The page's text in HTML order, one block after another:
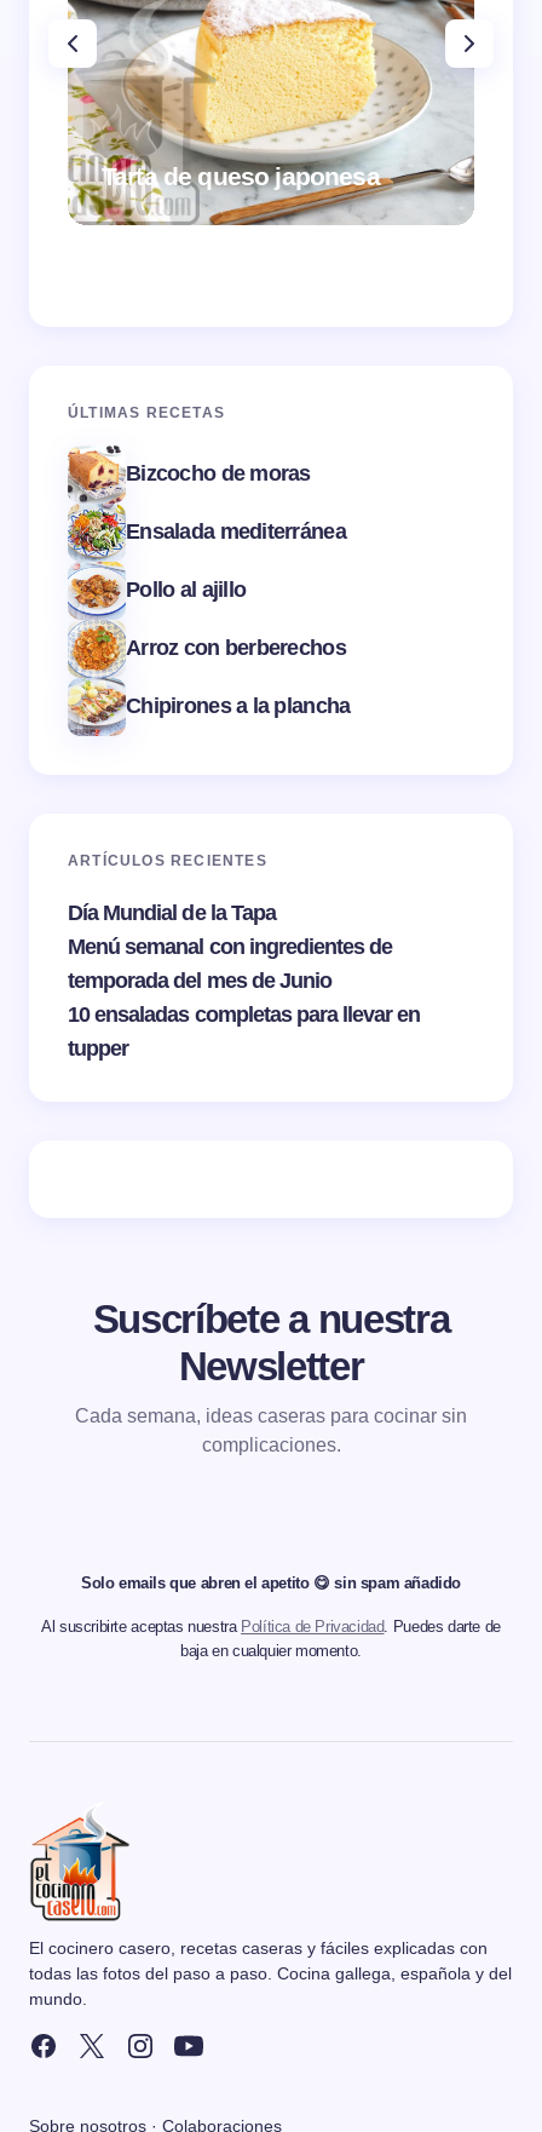
Tarta de queso japonesa
ÚLTIMAS RECETAS
Bizcocho de moras
Ensalada mediterránea
Pollo al ajillo
Arroz con berberechos
Chipirones a la plancha
ARTÍCULOS RECIENTES
Día Mundial de la Tapa
Menú semanal con ingredientes de
temporada del mes de Junio
10 ensaladas completas para llevar en
tupper
Suscríbete a nuestra
Newsletter
Cada semana, ideas caseras para cocinar sin
complicaciones.
Solo emails que abren el apetito 😋 sin spam añadido
Al suscribirte aceptas nuestra Política de Privacidad. Puedes darte de
baja en cualquier momento.
El cocinero casero, recetas caseras y fáciles explicadas con
todas las fotos del paso a paso. Cocina gallega, española y del
mundo.
Sobre nosotros · Colaboraciones